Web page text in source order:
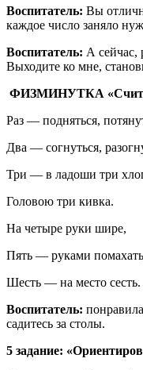
Воспитатель: Вы
каждое число заняло
Воспитатель: А сейчас,
Выходите ко мне,
ФИЗМИНУТКА
Раз — подняться,
Два — согнуться,
Три — в ладоши три
Головою три кивка.
На четыре руки шире,
Пять — руками
Шесть — на место сесть.
Воспитатель:
садитесь за столы.
5 задание: